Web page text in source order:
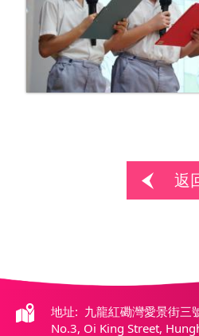
返
地址: 九龍紅磡灣愛景街三
No.3, Oi King Street,